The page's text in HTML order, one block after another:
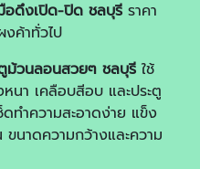
อดึงเปิด-ปิด ชลบุรี ราคา
งค้าทั่วไป
ม้วนลอนสวยๆ ชลบุรี ใช้
นา เคลือบสีอบ และประตู
ทำความสะอาดง่าย แข็ง
ขนาดความกว้างและความ